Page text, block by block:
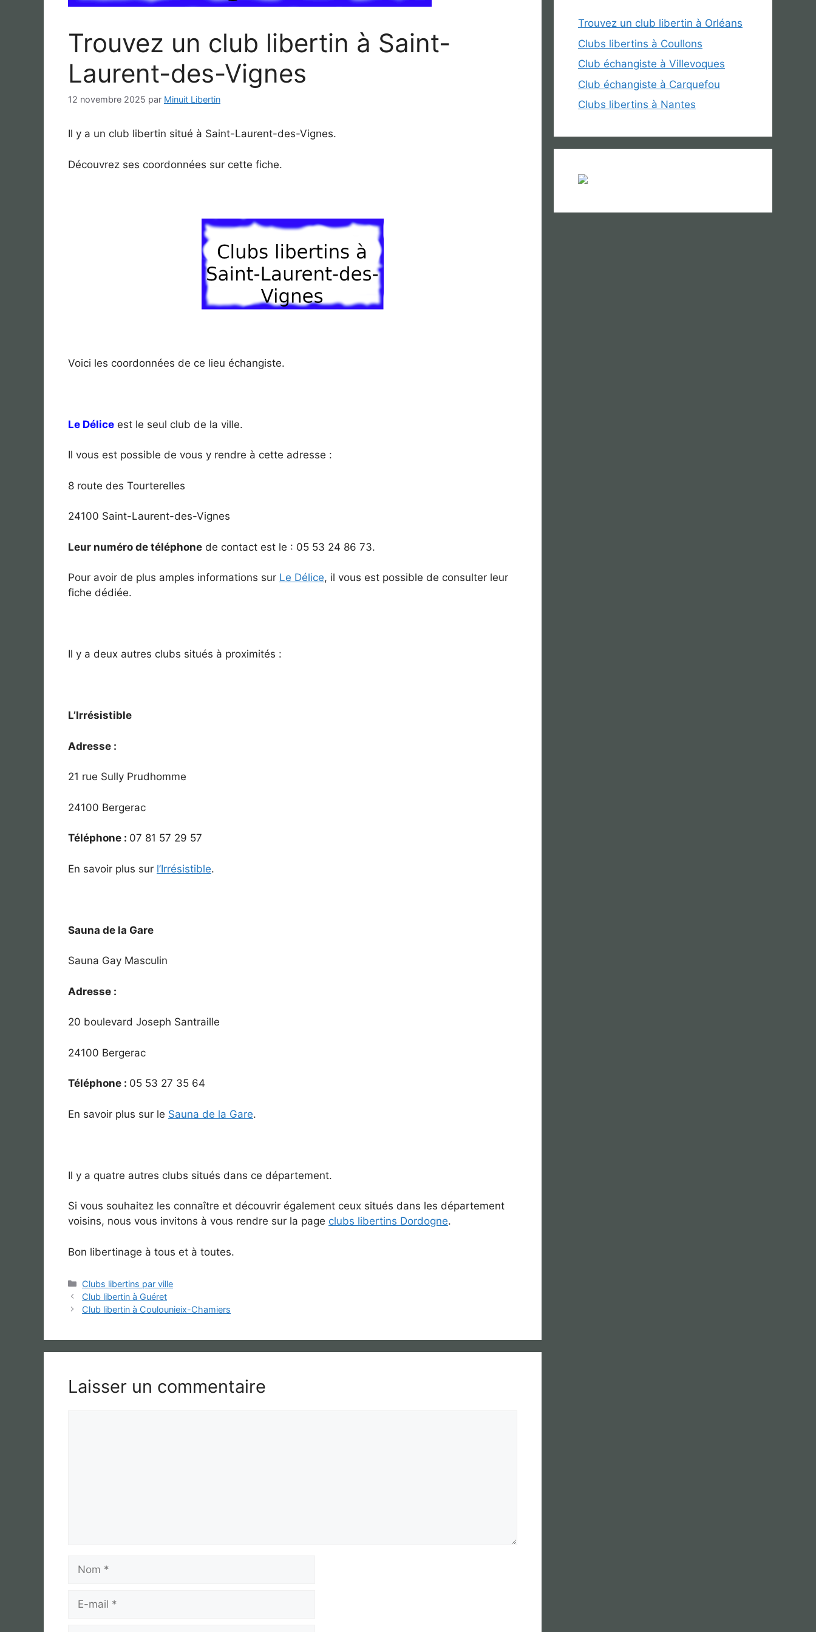
Trouvez un club libertin à Saint-
Laurent-des-Vignes
12 novembre 2025 par Minuit Libertin
Il y a un club libertin situé à Saint-Laurent-des-Vignes.
Découvrez ses coordonnées sur cette fiche.
Voici les coordonnées de ce lieu échangiste.
Le Délice est le seul club de la ville.
Il vous est possible de vous y rendre à cette adresse :
8 route des Tourterelles
24100 Saint-Laurent-des-Vignes
Leur numéro de téléphone de contact est le : 05 53 24 86 73.
Pour avoir de plus amples informations sur Le Délice, il vous est possible de consulter leur
fiche dédiée.
Il y a deux autres clubs situés à proximités :
L’Irrésistible
Adresse :
21 rue Sully Prudhomme
24100 Bergerac
Téléphone : 07 81 57 29 57
En savoir plus sur l’Irrésistible.
Sauna de la Gare
Sauna Gay Masculin
Adresse :
20 boulevard Joseph Santraille
24100 Bergerac
Téléphone : 05 53 27 35 64
En savoir plus sur le Sauna de la Gare.
Il y a quatre autres clubs situés dans ce département.
Si vous souhaitez les connaître et découvrir également ceux situés dans les département
voisins, nous vous invitons à vous rendre sur la page clubs libertins Dordogne.
Bon libertinage à tous et à toutes.
Catégories
Clubs libertins par ville
Club libertin à Guéret
Club libertin à Coulounieix-Chamiers
Laisser un commentaire
mail
Trouvez un club libertin à Orléans
Clubs libertins à Coullons
Club échangiste à Villevoques
Club échangiste à Carquefou
Clubs libertins à Nantes